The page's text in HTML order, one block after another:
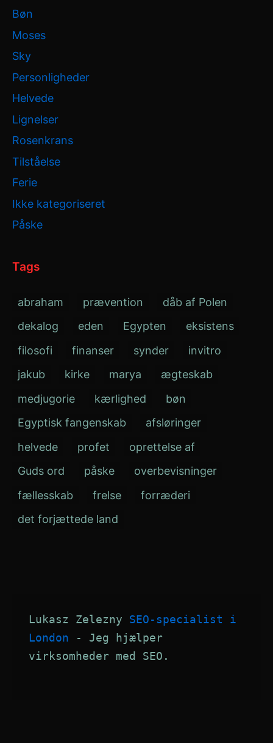
Bøn
Moses
Sky
Personligheder
Helvede
Lignelser
Rosenkrans
Tilståelse
Ferie
Ikke kategoriseret
Påske
Tags
abraham prævention
dåb af Polen
dekalog
eden Egypten
eksistens
filosofi
finanser synder
invitro
jakub
kirke marya
ægteskab
medjugorie
kærlighed
bøn
Egyptisk fangenskab
afsløringer
helvede
profet
oprettelse af
Guds ord
påske
overbevisninger
fællesskab
frelse
forræderi
det forjættede land
Lukasz Zelezny SEO-specialist i
London - Jeg hjælper
virksomheder med SEO.